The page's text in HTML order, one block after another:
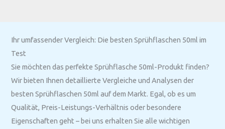
Ihr umfassender Vergleich: Die besten Sprühflaschen 50ml im
Test
Sie möchten das perfekte Sprühflasche 50ml-Produkt finden?
Wir bieten Ihnen detaillierte Vergleiche und Analysen der
besten Sprühflaschen 50ml auf dem Markt. Egal, ob es um
Qualität, Preis-Leistungs-Verhältnis oder besondere
Eigenschaften geht – bei uns erhalten Sie alle wichtigen